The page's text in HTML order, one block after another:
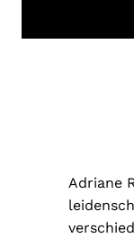
Adriane